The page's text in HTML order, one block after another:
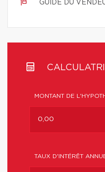
GUIDE DU
MONTANT DE
TAUX D'INTÉRÊT